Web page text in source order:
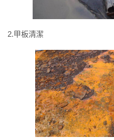
2.甲板清潔